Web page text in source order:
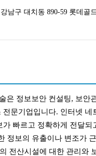
남구 대치동 890-59 롯데골
은 정보보안 컨설팅, 보안
전문기업입니다. 인터넷 네
가 빠르고 정확하게 전달되
정보의 유출이나 변조가
전산시설에 대한 관리와